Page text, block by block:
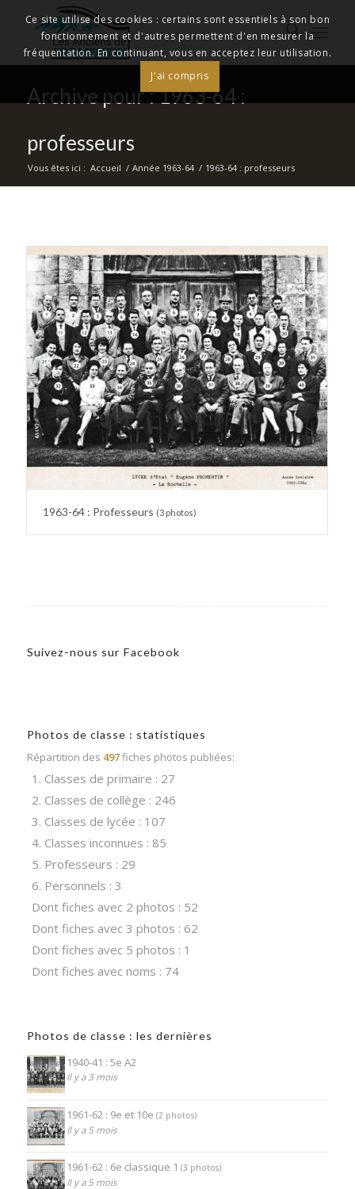
Archive pour : 1963-64 :
professeurs
Vous êtes ici : Accueil / Année 1963-64 / 1963-64 : professeurs
1963-64 : Professeurs (3 photos)
Suivez-nous sur Facebook
Photos de classe : statistiques
Répartition des 497fiches photos publiées:
1. Classes de primaire : 27
2. Classes de collège : 246
3. Classes de lycée : 107
4. Classes inconnues : 85
5. Professeurs : 29
6. Personnels : 3
Dont fiches avec 2 photos : 52
Dont fiches avec 3 photos : 62
Dont fiches avec 5 photos : 1
Dont fiches avec noms : 74
Photos de classe : les dernières
1940-41 : 5e A2
Il y a 3 mois
1961-62 : 9e et 10e (2 photos)
Il y a 5 mois
1961-62 : 6e classique 1 (3 photos)
Il y a 5 mois
Ce site utilise des cookies : certains sont essentiels à son bon
fonctionnement et d'autres permettent d'en mesurer la
fréquentation. En continuant, vous en acceptez leur utilisation.
J'ai compris